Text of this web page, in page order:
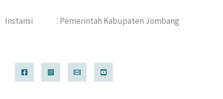
Instansi : Pemerintah Kabupaten Jombang